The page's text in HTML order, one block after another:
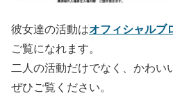
彼女達の活動はオフィシャルブ
ご覧になれます。
二人の活動だけでなく、かわい
ぜひご覧ください。